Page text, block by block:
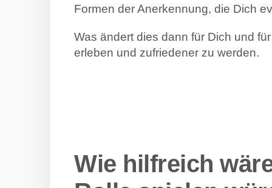
Formen der Anerkennung, die Dich
Was ändert dies dann für Dich und
erleben und zufriedener zu werden.
Wie hilfreich